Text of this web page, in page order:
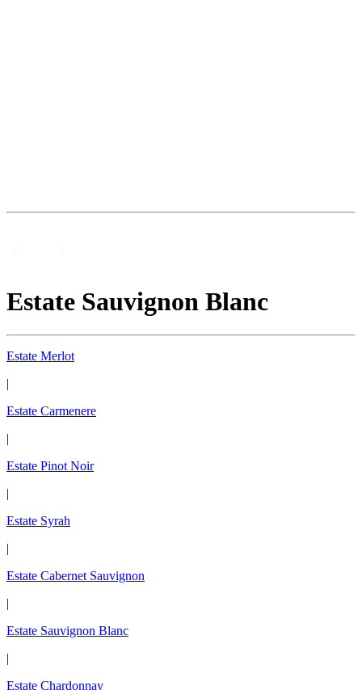
Estate Sauvignon Blanc
Estate Merlot
|
Estate Carmenere
|
Estate Pinot Noir
|
Estate Syrah
|
Estate Cabernet Sauvignon
|
Estate Sauvignon Blanc
|
Estate Chardonnay